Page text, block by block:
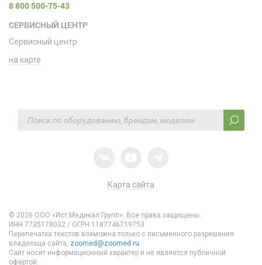
8 800 500-75-43
СЕРВИСНЫЙ ЦЕНТР
Сервисный центр
на карте
Карта сайта
© 2026 ООО «Ист Медикал Групп». Все права защищены.
ИНН 7735178032 / ОГРН 1187746719753
Перепечатка текстов возможна только с письменного разрешения
владельца сайта, zoomed@zoomed.ru
Сайт носит информационный характер и не является публичной
офертой.